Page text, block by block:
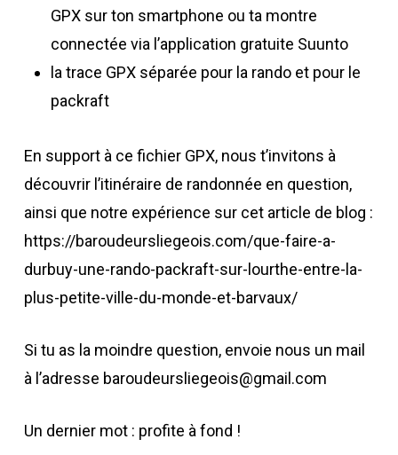
GPX sur ton smartphone ou ta montre
connectée via l’application gratuite Suunto
la trace GPX séparée pour la rando et pour le
packraft
En support à ce fichier GPX, nous t’invitons à
découvrir l’itinéraire de randonnée en question,
ainsi que notre expérience sur cet article de blog :
https://baroudeursliegeois.com/que-faire-a-
durbuy-une-rando-packraft-sur-lourthe-entre-la-
plus-petite-ville-du-monde-et-barvaux/
Si tu as la moindre question, envoie nous un mail
à l’adresse baroudeursliegeois@gmail.com
Un dernier mot : profite à fond !